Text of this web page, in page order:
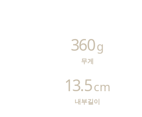
무게
360g
내부길이
13.5cm